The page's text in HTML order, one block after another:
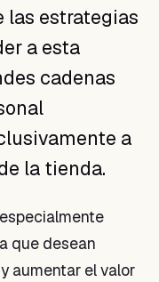
las estrategias
a esta
cadenas
a
la tienda.
que desean
aumentar el valor